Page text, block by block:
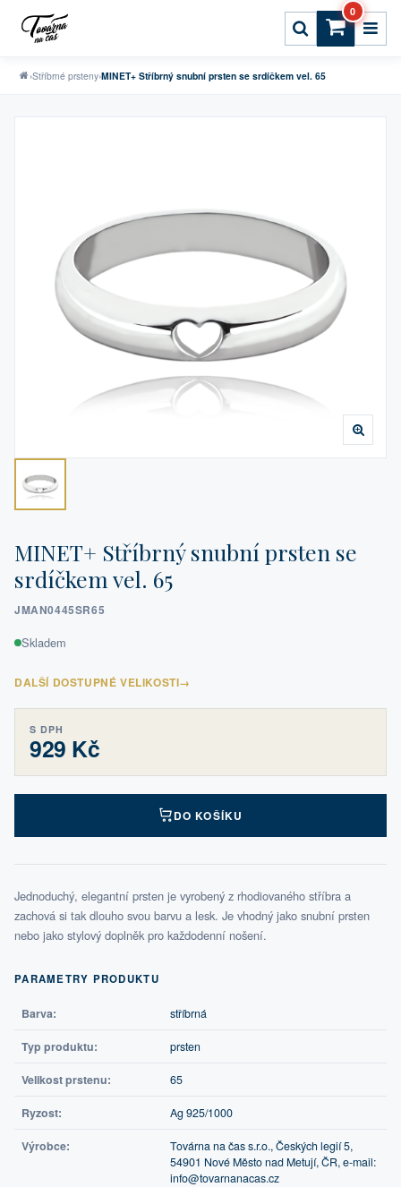
0
›Stříbrné prsteny›MINET+ Stříbrný snubní prsten se srdíčkem vel. 65
MINET+ Stříbrný snubní prsten se
srdíčkem vel. 65
JMAN0445SR65
Skladem
DALŠÍ DOSTUPNÉ VELIKOSTI→
S DPH
929 Kč
DO KOŠÍKU
Jednoduchý, elegantní prsten je vyrobený z rhodiovaného stříbra a
zachová si tak dlouho svou barvu a lesk. Je vhodný jako snubní prsten
nebo jako stylový doplněk pro každodenní nošení.
PARAMETRY PRODUKTU
Barva: stříbrná
Typ produktu: prsten
Velikost prstenu: 65
Ryzost: Ag 925/1000
Výrobce:
Továrna na čas s.r.o., Českých legií 5,
54901 Nové Město nad Metují, ČR, e-mail:
info@tovarnanacas.cz